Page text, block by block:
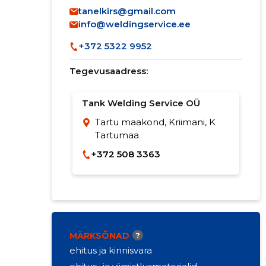
tanelkirs@gmail.com
info@weldingservice.ee
+372 5322 9952
Tegevusaadress:
Tank Welding Service OÜ
Tartu maakond, Kriimani, K
Tartumaa
+372 508 3363
MÄRKSÕNAD ?
ehitus ja kinnisvara